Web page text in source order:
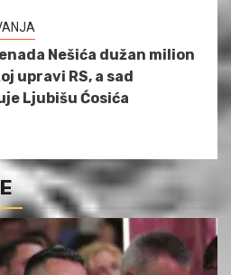
Nešića dužan milion
upravi RS, a sad
Ljubišu Ćosića